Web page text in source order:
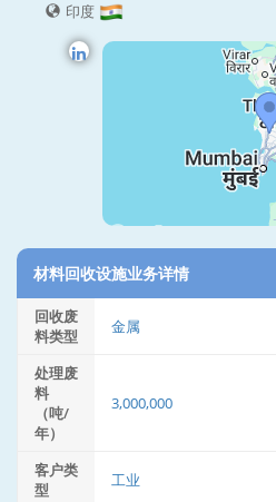
印度
材料回收设施业务详情
回收废
料类型
金属
处理废
料
（吨/
年）
3,000,000
客户类
型
工业